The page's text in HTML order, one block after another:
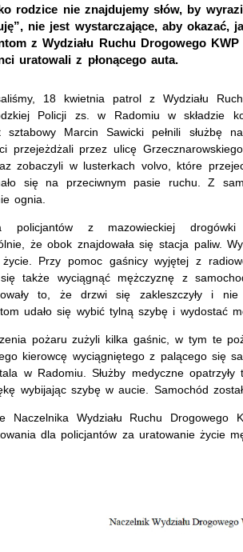
rodzice nie znajdujemy słów, by
nie jest wystarczające, aby okazać,
z Wydziału Ruchu Drogowego
uratowali z płonącego auta.
18 kwietnia patrol z Wydziału
Policji zs. w Radomiu w składzie
sztabowy Marcin Sawicki pełnili służbę
przejeżdżali przez ulicę
zobaczyli w lusterkach volvo, które
się na przeciwnym pasie ruchu. Z
ognia.
policjantów z mazowieckiej drogówki
że obok znajdowała się stacja paliw.
życie. Przy pomoc gaśnicy wyjętej z
także wyciągnąć mężczyznę z
to, że drzwi się zakleszczyły i
udało się wybić tylną szybę i wydostać
pożaru zużyli kilka gaśnic, w tym te
kierowcę wyciągniętego z palącego się
w Radomiu. Służby medyczne
wybijając szybę w aucie. Samochód
Naczelnika Wydziału Ruchu Drogowego
dla policjantów za uratowanie życie